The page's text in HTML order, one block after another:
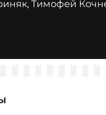
Тимофей